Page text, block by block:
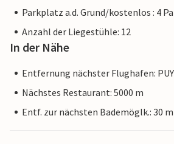
Parkplatz a.d. Grund/kostenlos : 4
Anzahl der Liegestühle: 12
In der Nähe
Entfernung nächster Flughafen: PUY
Nächstes Restaurant: 5000 m
Entf. zur nächsten Bademöglk.: 30